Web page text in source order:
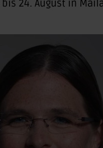
24. August in